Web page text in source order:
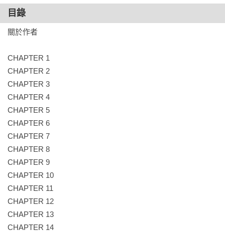
目錄
關於作者
CHAPTER 1
CHAPTER 2
CHAPTER 3
CHAPTER 4
CHAPTER 5
CHAPTER 6
CHAPTER 7
CHAPTER 8
CHAPTER 9
CHAPTER 10
CHAPTER 11
CHAPTER 12
CHAPTER 13
CHAPTER 14